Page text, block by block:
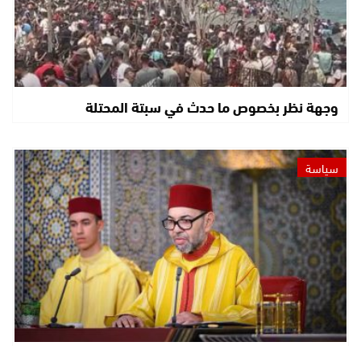
وجهة نظر بخصوص ما حدث في سبتة المحتلة
سياسة